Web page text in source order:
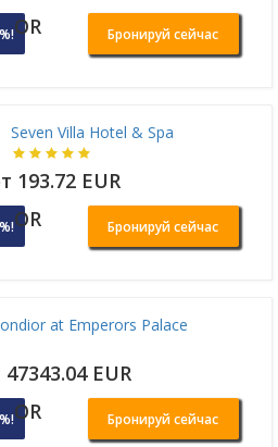
OR Бронируй сейчас
Seven Villa Hotel & Spa
193.72 EUR
OR Бронируй сейчас
at Emperors Palace
EUR
OR Бронируй сейчас